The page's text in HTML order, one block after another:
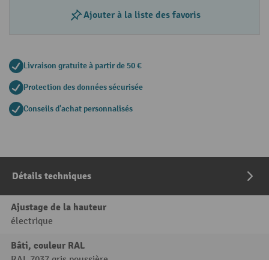
Ajouter à la liste des favoris
Livraison gratuite à partir de 50 €
Protection des données sécurisée
Conseils d'achat personnalisés
Détails techniques
Ajustage de la hauteur
électrique
Bâti, couleur RAL